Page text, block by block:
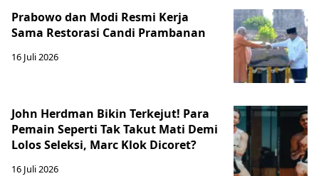
Prabowo dan Modi Resmi Kerja
Sama Restorasi Candi Prambanan
16 Juli 2026
John Herdman Bikin Terkejut! Para
Pemain Seperti Tak Takut Mati Demi
Lolos Seleksi, Marc Klok Dicoret?
16 Juli 2026